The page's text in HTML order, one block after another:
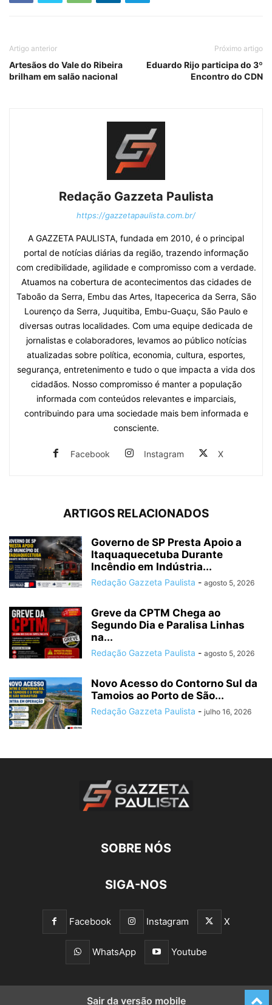
Artigo anterior
Artesãos do Vale do Ribeira
brilham em salão nacional
Próximo artigo
Eduardo Rijo participa do 3º
Encontro do CDN
Redação Gazzeta Paulista
https://gazzetapaulista.com.br/
A GAZZETA PAULISTA, fundada em 2010, é o principal
portal de notícias diárias da região, trazendo informação
com credibilidade, agilidade e compromisso com a verdade.
Atuamos na cobertura de acontecimentos das cidades de
Taboão da Serra, Embu das Artes, Itapecerica da Serra, São
Lourenço da Serra, Juquitiba, Embu-Guaçu, São Paulo e
diversas outras localidades. Com uma equipe dedicada de
jornalistas e colaboradores, levamos ao público notícias
atualizadas sobre política, economia, cultura, esportes,
segurança, entretenimento e tudo o que impacta a vida dos
cidadãos. Nosso compromisso é manter a população
informada com conteúdos relevantes e imparciais,
contribuindo para uma sociedade mais bem informada e
consciente.
Facebook Instagram X
ARTIGOS RELACIONADOS
Governo de SP Presta Apoio a
Itaquaquecetuba Durante
Incêndio em Indústria...
Redação Gazzeta Paulista - agosto 5, 2026
Greve da CPTM Chega ao
Segundo Dia e Paralisa Linhas
na...
Redação Gazzeta Paulista - agosto 5, 2026
Novo Acesso do Contorno Sul da
Tamoios ao Porto de São...
Redação Gazzeta Paulista - julho 16, 2026
SOBRE NÓS
SIGA-NOS
Facebook Instagram X
WhatsApp Youtube
Sair da versão mobile